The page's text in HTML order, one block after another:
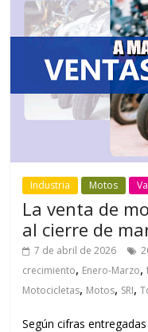
Industria Motos
La venta de
al cierre de
7 de abril de 2026
crecimiento, Enero-Marzo,
Motocicletas, Motos, SRI,
Según cifras